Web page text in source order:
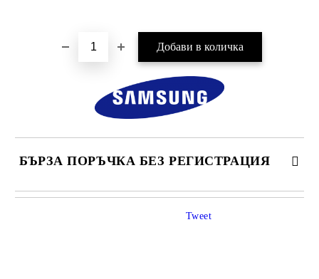
БЪРЗА ПОРЪЧКА БЕЗ РЕГИСТРАЦИЯ
САМО ПОПЪЛНЕТЕ 4 ПОЛЕТА
Tweet